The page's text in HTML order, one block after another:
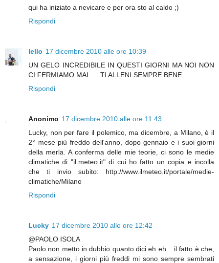
qui ha iniziato a nevicare e per ora sto al caldo ;)
Rispondi
lello 17 dicembre 2010 alle ore 10:39
UN GELO INCREDIBILE IN QUESTI GIORNI MA NOI NON
CI FERMIAMO MAI..... TI ALLENI SEMPRE BENE
Rispondi
Anonimo 17 dicembre 2010 alle ore 11:43
Lucky, non per fare il polemico, ma dicembre, a Milano, è il
2° mese più freddo dell'anno, dopo gennaio e i suoi giorni
della merla. A conferma delle mie teorie, ci sono le medie
climatiche di "il.meteo.it" di cui ho fatto un copia e incolla
che ti invio subito: http://www.ilmeteo.it/portale/medie-
climatiche/Milano
Rispondi
Lucky 17 dicembre 2010 alle ore 12:42
@PAOLO ISOLA
Paolo non metto in dubbio quanto dici eh eh ...il fatto è che,
a sensazione, i giorni più freddi mi sono sempre sembrati